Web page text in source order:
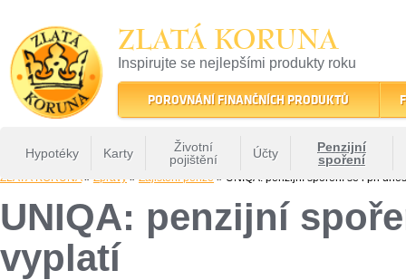
ZLATÁ KORUNA
Inspirujte se nejlepšími produkty roku
22 let tradice a kvality na finančním trhu
POROVNÁNÍ FINANČNÍCH PRODUKTŮ
Hypotéky Karty
Životní
pojištění
Účty
Penzijní
spoření
ZLATÁ KORUNA» Zprávy » Zajištění penze » UNIQA: penzijní spoření se i při
UNIQA: penzijní
vyplatí